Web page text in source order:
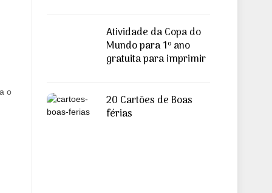
o
Atividade da Copa do
Mundo para 1º ano
gratuita para imprimir
20 Cartões de Boas
férias